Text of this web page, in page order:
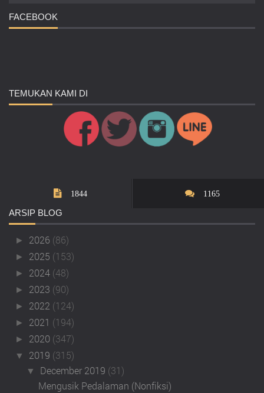
FACEBOOK
TEMUKAN KAMI DI
1844 1165
ARSIP BLOG
► 2026 (86)
► 2025 (153)
► 2024 (48)
► 2023 (90)
► 2022 (124)
► 2021 (194)
► 2020 (347)
▼ 2019 (315)
▼ December 2019 (31)
Mengusik Pedalaman (Nonfiksi)